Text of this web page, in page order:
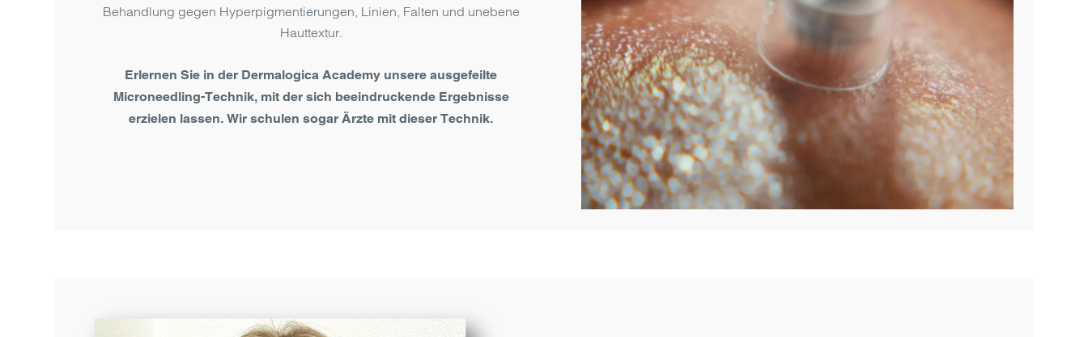
Behand­lung gegen Hyper­pigmen­tierungen, Linien, Falten und unebene
Haut­textur.
Erlernen Sie in der Dermalogica Academy unsere ausgefeilte
Microneedling-Technik, mit der sich beeindruckende Ergebnisse
erzielen lassen. Wir schulen sogar Ärzte mit dieser Technik.